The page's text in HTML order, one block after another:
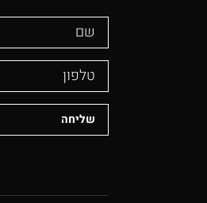
שם
טלפון